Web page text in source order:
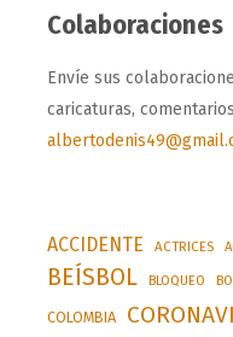
Colaboraciones
Envíe sus
caricaturas,
ACCIDENTE ACTRICES
BEÍSBOL BLOQUEO
COLOMBIA